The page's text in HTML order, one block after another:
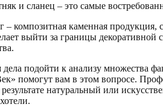
и сланец – это самые
каменная продукция,
выйти за границы
подойти к анализу множества
помогут вам в этом вопросе.
натуральный или